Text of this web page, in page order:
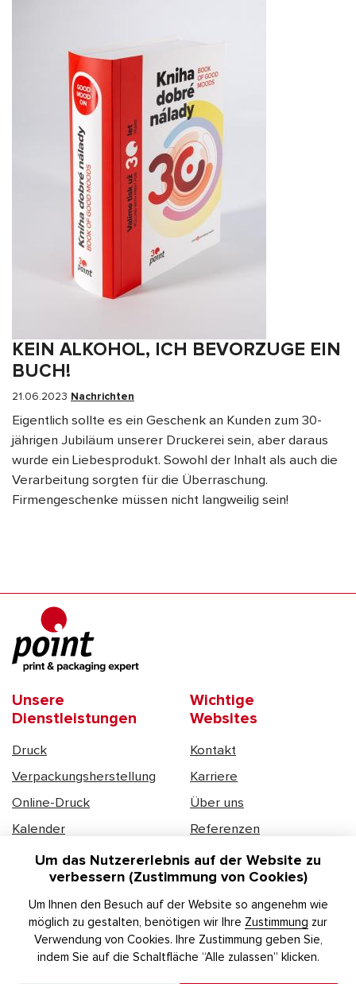
KEIN ALKOHOL, ICH BEVORZUGE EIN
BUCH!
21.06.2023 Nachrichten
Eigentlich sollte es ein Geschenk an Kunden zum 30-
jährigen Jubiläum unserer Druckerei sein, aber daraus
wurde ein Liebesprodukt. Sowohl der Inhalt als auch die
Verarbeitung sorgten für die Überraschung.
Firmengeschenke müssen nicht langweilig sein!
Unsere
Dienstleistungen
Druck
Verpackungsherstellung
Online-Druck
Kalender
Wichtige
Websites
Kontakt
Karriere
Über uns
Referenzen
DSGVO
+420 541 427 511
info@pointcz.com
Um das Nutzererlebnis auf der Website zu
verbessern (Zustimmung von Cookies)
Um Ihnen den Besuch auf der Website so angenehm wie
möglich zu gestalten, benötigen wir Ihre Zustimmung zur
Verwendung von Cookies. Ihre Zustimmung geben Sie,
indem Sie auf die Schaltfläche “Alle zulassen” klicken.